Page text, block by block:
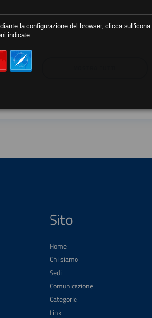
##autonomia
Sito
Home
Chi siamo
Sedi
Comunicazione
Categorie
Link
la configurazione del browser, clicca sull'icona
indicate: